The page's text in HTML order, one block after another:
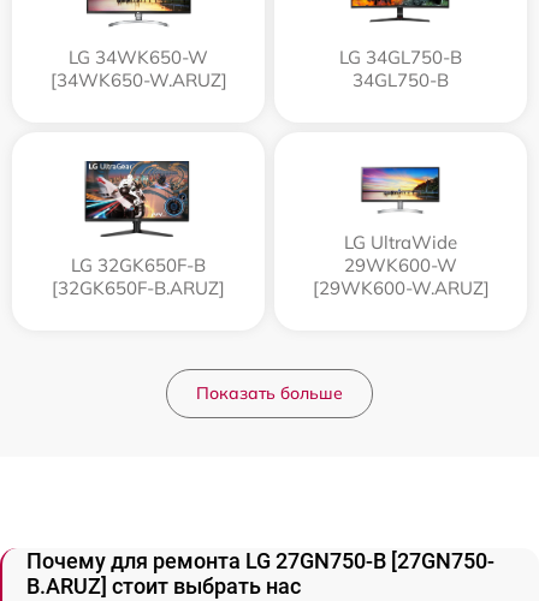
LG 34WK650-W
[34WK650-W.ARUZ]
LG 34GL750-B
34GL750-B
LG 32GK650F-B
[32GK650F-B.ARUZ]
LG UltraWide
29WK600-W
[29WK600-W.ARUZ]
Показать больше
Почему для ремонта LG 27GN750-B [27GN750-
B.ARUZ] стоит выбрать нас